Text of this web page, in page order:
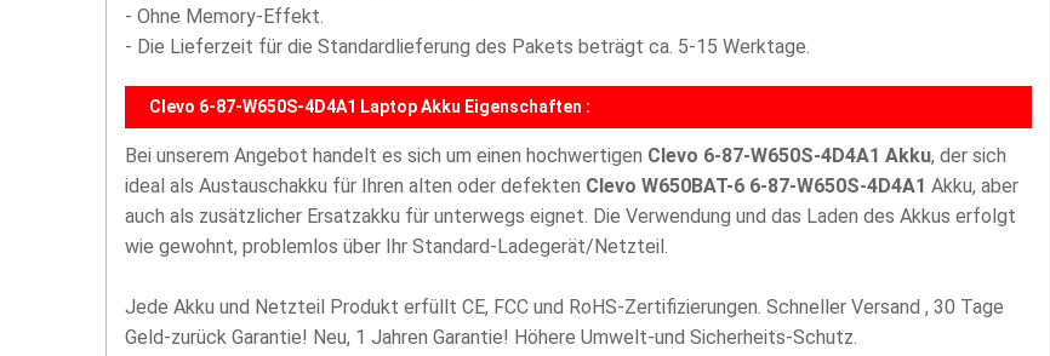
- Ohne Memory-Effekt.
- Die Lieferzeit für die Standardlieferung des Pakets beträgt ca. 5-15 Werktage.
Clevo 6-87-W650S-4D4A1 Laptop Akku Eigenschaften :
Bei unserem Angebot handelt es sich um einen hochwertigen Clevo 6-87-W650S-4D4A1 Akku, der sich
ideal als Austauschakku für Ihren alten oder defekten Clevo W650BAT-6 6-87-W650S-4D4A1 Akku, aber
auch als zusätzlicher Ersatzakku für unterwegs eignet. Die Verwendung und das Laden des Akkus erfolgt
wie gewohnt, problemlos über Ihr Standard-Ladegerät/Netzteil.
Jede Akku und Netzteil Produkt erfüllt CE, FCC und RoHS-Zertifizierungen. Schneller Versand , 30 Tage
Geld-zurück Garantie! Neu, 1 Jahren Garantie! Höhere Umwelt-und Sicherheits-Schutz.